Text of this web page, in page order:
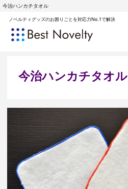
今治ハンカチタオル
ノベルティグッズのお困りごとを対応力No.1で解決
今治ハンカチタオル